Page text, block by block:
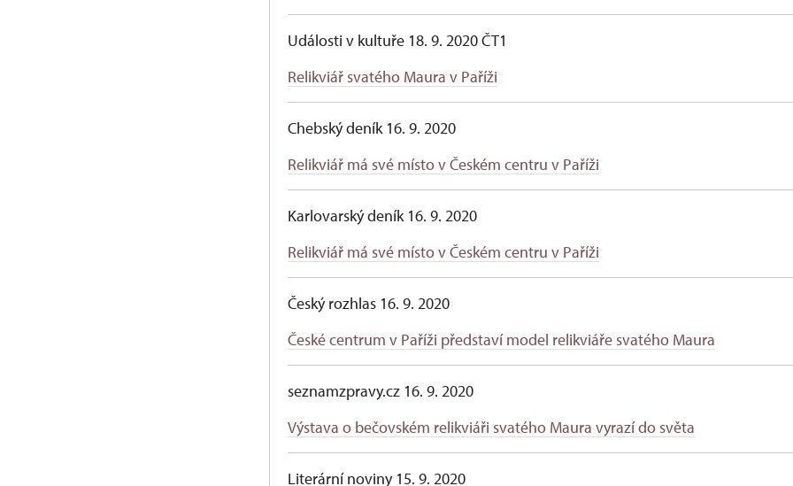
Události v kultuře 18. 9. 2020 ČT1
Relikviář svatého Maura v Paříži
Chebský deník 16. 9. 2020
Relikviář má své místo v Českém centru v Paříži
Karlovarský deník 16. 9. 2020
Relikviář má své místo v Českém centru v Paříži
Český rozhlas 16. 9. 2020
České centrum v Paříži představí model relikviáře svatého Maura
seznamzpravy.cz 16. 9. 2020
Výstava o bečovském relikviáři svatého Maura vyrazí do světa
Literární noviny 15. 9. 2020